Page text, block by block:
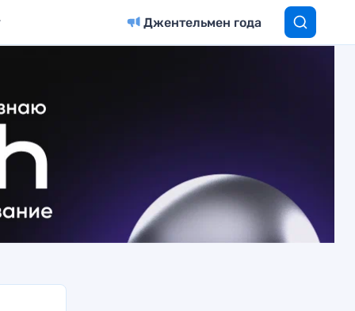
Джентельмен года